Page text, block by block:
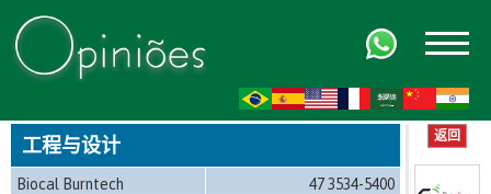
工程与设计
Biocal Burntech
47 3534-5400
返回